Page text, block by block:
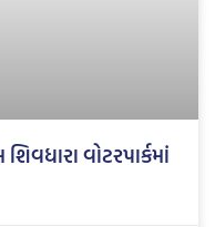
વોટરપાર્કમાં